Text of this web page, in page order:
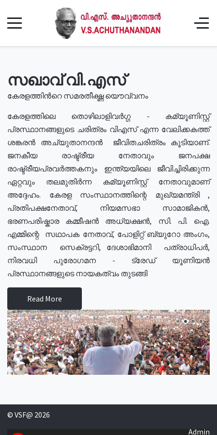
സഖാവ് വി.എസ്
കേരളത്തിൻറെ സമരതീക്ഷ്ണ യൌവ്വനം
കേരളത്തിലെ തൊഴിലാളിവർഗ്ഗ - കമ്യൂണിസ്റ്റ്
പ്രസ്ഥാനങ്ങളുടെ ചരിത്രം വിഎസ് എന്ന വേലിക്കകത്ത്
ശങ്കരൻ അച്യുതാനന്ദൻ ജീവിതചരിത്രം കൂടിയാണ്.
ജനകീയ രാഷ്ട്രീയ നേതാവും ജനപക്ഷ
രാഷ്ട്രീയപ്രവർത്തകനും ഇന്ത്യയിലെ ജീവിച്ചിരിക്കുന്ന
ഏറ്റവും തലമുതിർന്ന കമ്യൂണിസ്റ്റ് നേതാവുമാണ്
അദ്ദേഹം. കേരള സംസ്ഥാനത്തിന്റെ മുഖ്യമന്ത്രി ,
പ്രതിപക്ഷനേതാവ്, നിയമസഭാ സാമാജികൻ,
ഭരണപരിഷ്കാര കമ്മീഷൻ അധ്യക്ഷൻ, സി. പി. ഐ.
എമ്മിന്റെ സഥാപക നേതാവ്, പോളിറ്റ് ബ്യുറോ അംഗം,
സംസ്ഥാന സെക്രട്ടറി, ദേശാഭിമാനി പത്രാധിപർ,
നിരവധി പുരോഗമന - ട്രേഡ് യൂണിയൻ
പ്രസ്ഥാനങ്ങളുടെ നായകത്വം തുടങ്ങി
Read More
© VSF@ 2026
Admin